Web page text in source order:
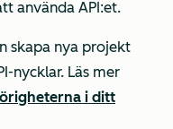
använda API:et.
skapa nya projekt
nycklar. Läs mer
i ditt